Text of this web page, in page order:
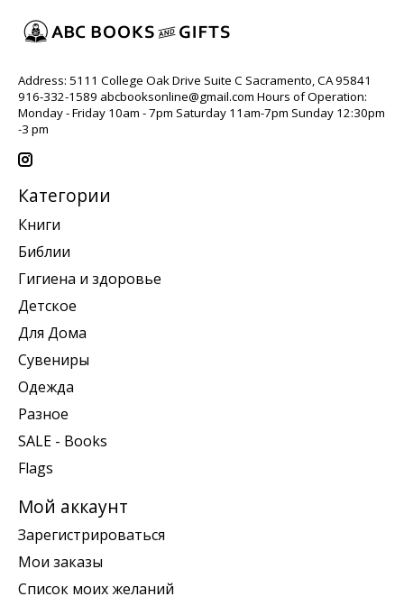
Address: 5111 College Oak Drive Suite C Sacramento, CA 95841
916-332-1589 abcbooksonline@gmail.com Hours of Operation:
Monday - Friday 10am - 7pm Saturday 11am-7pm Sunday 12:30pm
-3 pm
Категории
Книги
Библии
Гигиена и здоровье
Детское
Для Дома
Сувениры
Одежда
Разное
SALE - Books
Flags
Мой аккаунт
Зарегистрироваться
Мои заказы
Список моих желаний